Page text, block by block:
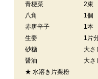
青梗菜
2束
八角
1個
赤唐辛子
1本
生姜
1片
砂糖
大さ
醤油
大さ
★ 水溶き片栗粉